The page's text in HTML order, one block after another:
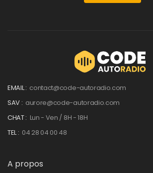
EMAIL : contact@code-autoradio.com
SAV : aurore@code-autoradio.com
CHAT : Lun - Ven / 8H - 18H
TEL : 04 28 04 00 48
A propos